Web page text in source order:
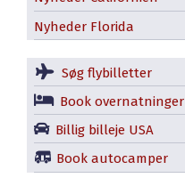
Nyheder Florida
Søg flybilletter
Book overnatninger
Billig billeje USA
Book autocamper